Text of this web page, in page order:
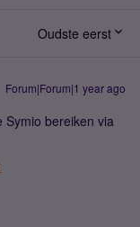
Oudste eerst
Forum|Forum|1 year ago
Symio bereiken via